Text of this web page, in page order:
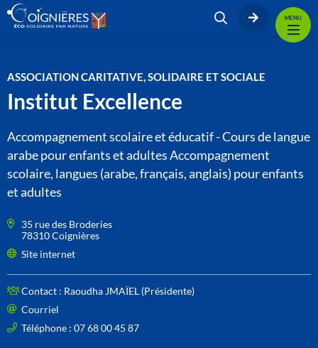
MENU
ASSOCIATION CARITATIVE, SOLIDAIRE ET SOCIALE
Institut Excellence
Accompagnement scolaire et éducatif - Cours de langue
arabe pour enfants et adultes Accompagnement
scolaire, langues (arabe, français, anglais) pour enfants
et adultes
35 rue des Broderies
78310 Coignières
Site internet
Contact : Raoudha JMAÏEL (Présidente)
Courriel
Téléphone : 07 68 00 45 87